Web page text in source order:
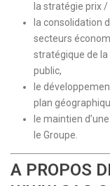
la stratégie prix
la consolidation
secteurs
stratégique de
public,
le
plan
le maintien
le Groupe.
A PROPOS